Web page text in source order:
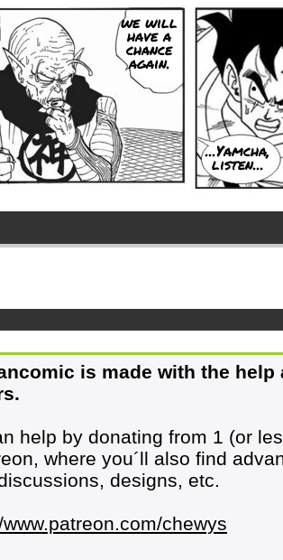
we will
have a
chance
again.
...Yamcha,
listen...
is made with the
help by donating from 1 (or
where you´ll also find
designs, etc.
chewys